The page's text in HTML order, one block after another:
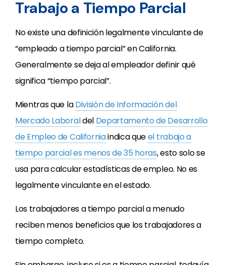
Trabajo a Tiempo Parcial
No existe una definición legalmente vinculante de
“empleado a tiempo parcial” en California.
Generalmente se deja al empleador definir qué
significa “tiempo parcial”.
Mientras que laDivisión de Información del
Mercado Laboraldel Departamento de Desarrollo
de Empleo de Californiaindica queel trabajo a
tiempo parcial es menos de 35 horas, esto solo se
usa para calcular estadísticas de empleo. No es
legalmente vinculante en el estado.
Los trabajadores a tiempo parcial a menudo
reciben menos beneficios que los trabajadores a
tiempo completo.